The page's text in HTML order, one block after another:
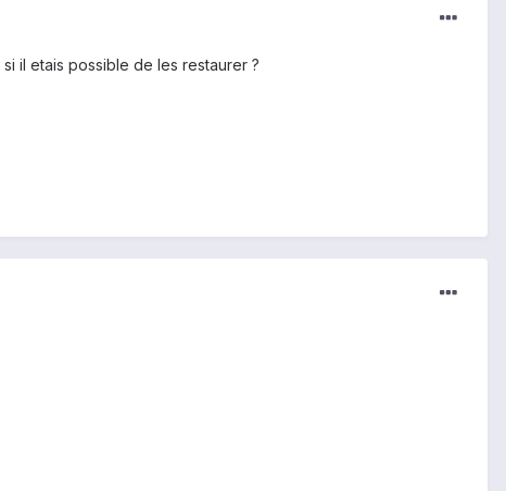
il etais possible de les restaurer ?